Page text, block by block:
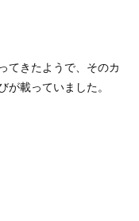
てきたようで、そのカ
載っていました。